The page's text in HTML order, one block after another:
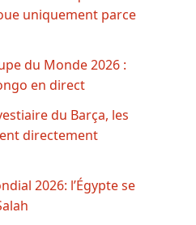
uniquement parce
du Monde 2026 :
en direct
du Barça, les
directement
2026: l’Égypte se